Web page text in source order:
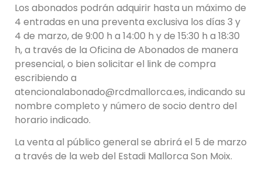
Los abonados podrán adquirir hasta un máximo de
4 entradas en una preventa exclusiva los días 3 y
4 de marzo, de 9:00 h a 14:00 h y de 15:30 h a 18:30
h, a través de la Oficina de Abonados de manera
presencial, o bien solicitar el link de compra
escribiendo a
atencionalabonado@rcdmallorca.es, indicando su
nombre completo y número de socio dentro del
horario indicado.
La venta al público general se abrirá el 5 de marzo
a través de la web del Estadi Mallorca Son Moix.